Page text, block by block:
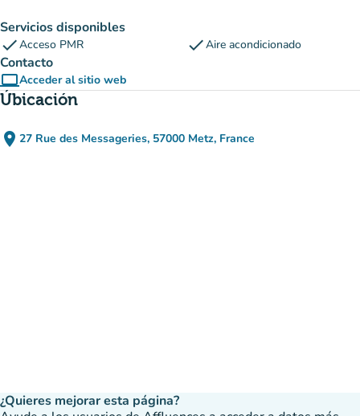
Servicios disponibles
checkAcceso PMR checkAire acondicionado
Contacto
computerAcceder al sitio web
(nueva pestaña)
Úbicación
place 27 Rue des Messageries, 57000 Metz, France
(abrir en Google Maps)
(nueva pestaña)
¿Quieres mejorar esta página?